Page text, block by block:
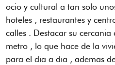
ocio y cultural a tan solo
hoteles , restaurantes y
calles . Destacar su
metro , lo que hace de la
para el dia a dia , ademas